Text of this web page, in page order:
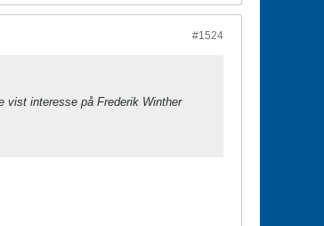
#1524
interesse på Frederik Winther